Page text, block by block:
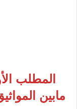
المطلب
مابين